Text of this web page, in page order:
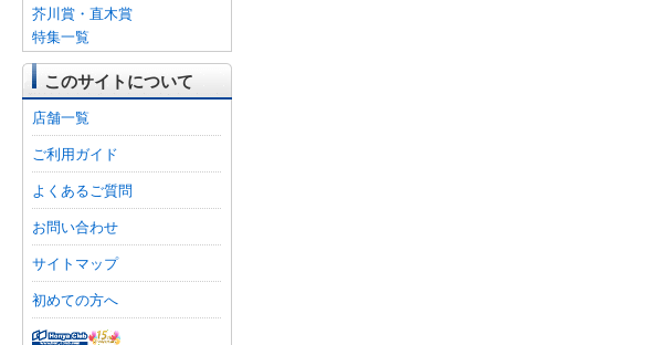
芥川賞・直木賞
特集一覧
このサイトについて
店舗一覧
ご利用ガイド
よくあるご質問
お問い合わせ
サイトマップ
初めての方へ